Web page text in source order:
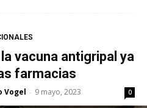
vacuna antigripal ya
farmacias
Vogel - 9 mayo, 2023 0